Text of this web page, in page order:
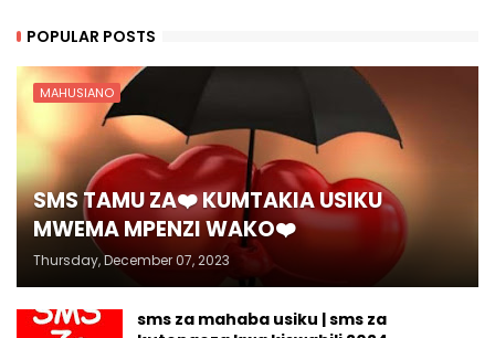
POPULAR POSTS
MAHUSIANO
SMS TAMU ZA❤️ KUMTAKIA USIKU
MWEMA MPENZI WAKO❤️
Thursday, December 07, 2023
sms za mahaba usiku | sms za